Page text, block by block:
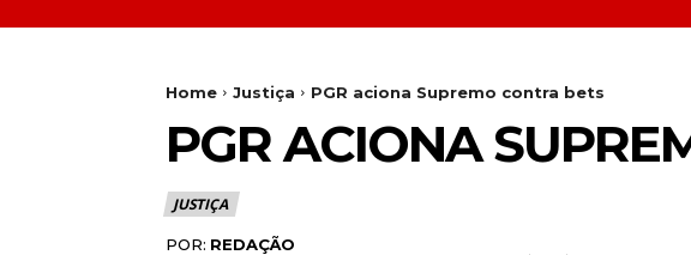
Home Justiça PGR aciona Supremo contra bets
PGR ACIONA
JUSTIÇA
POR: REDAÇÃO